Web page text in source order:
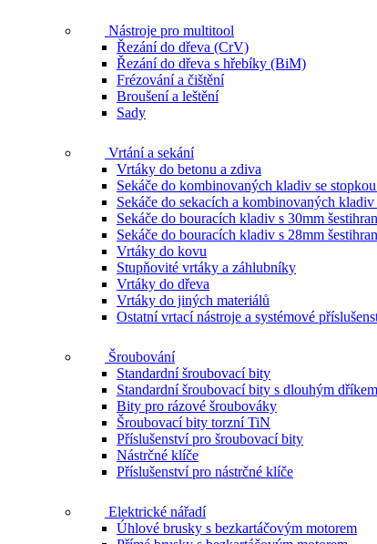
Nástroje pro multitool
Řezání do dřeva (CrV)
Řezání do dřeva s hřebíky (BiM)
Frézování a čištění
Broušení a leštění
Sady
Vrtání a sekání
Vrtáky do betonu a zdiva
Sekáče do kombinovaných kladiv se
Sekáče do sekacích a kombinovaných
Sekáče do bouracích kladiv s 30mm
Sekáče do bouracích kladiv s 28mm
Vrtáky do kovu
Stupňovité vrtáky a záhlubníky
Vrtáky do dřeva
Vrtáky do jiných materiálů
Ostatní vrtací nástroje a systémové
Šroubování
Standardní šroubovací bity
Standardní šroubovací bity s dlouhým dříkem
Bity pro rázové šroubováky
Šroubovací bity torzní TiN
Příslušenství pro šroubovací bity
Nástrčné klíče
Příslušenství pro nástrčné klíče
Elektrické nářadí
Úhlové brusky s bezkartáčovým motorem